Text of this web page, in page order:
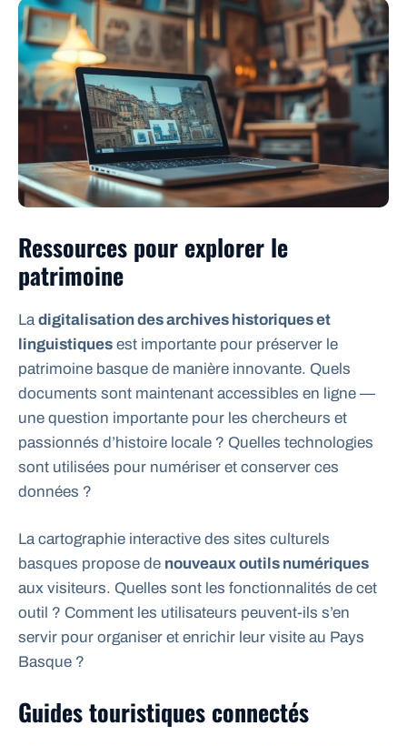
Ressources pour explorer le
patrimoine
La digitalisation des archives historiques et
linguistiques est importante pour préserver le
patrimoine basque de manière innovante. Quels
documents sont maintenant accessibles en ligne —
une question importante pour les chercheurs et
passionnés d’histoire locale ? Quelles technologies
sont utilisées pour numériser et conserver ces
données ?
La cartographie interactive des sites culturels
basques propose de nouveaux outils numériques
aux visiteurs. Quelles sont les fonctionnalités de cet
outil ? Comment les utilisateurs peuvent-ils s’en
servir pour organiser et enrichir leur visite au Pays
Basque ?
Guides touristiques connectés